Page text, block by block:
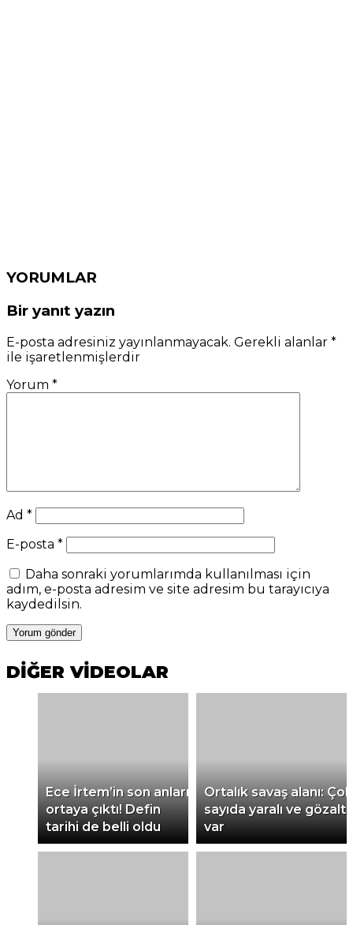
YORUMLAR
Bir yanıt yazın
E-posta adresiniz yayınlanmayacak. Gerekli alanlar *
ile işaretlenmişlerdir
Yorum *
Ad *
E-posta *
Daha sonraki yorumlarımda kullanılması için
adım, e-posta adresim ve site adresim bu tarayıcıya
kaydedilsin.
DİĞER VİDEOLAR
Ece İrtem’in son anları
ortaya çıktı! Defin
tarihi de belli oldu
Ortalık savaş alanı: Çok
sayıda yaralı ve gözaltı
var